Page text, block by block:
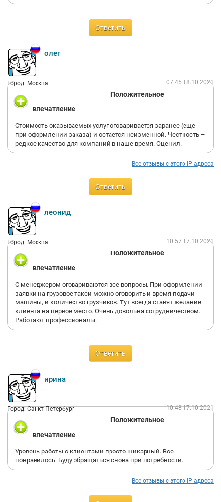
Ответить
олег
Город: Москва 07:45 18.10.2021
Положительное
впечатление
Стоимость оказываемых услуг оговаривается заранее (еще
при оформлении заказа) и остается неизменной. Честность –
редкое качество для компаний в наше время. Оценил.
Все отзывы с этого IP адреса
Ответить
леонид
Город: Москва 10:57 17.10.2021
Положительное
впечатление
С менеджером оговариваются все вопросы. При оформлении
заявки на грузовое такси можно оговорить и время подачи
машины, и количество грузчиков. Тут всегда ставят желание
клиента на первое место. Очень довольна сотрудничеством.
Работают профессионалы.
Ответить
ирина
Город: Санкт-Петербург 10:48 17.10.2021
Положительное
впечатление
Уровень работы с клиентами просто шикарный. Все
понравилось. Буду обращаться снова при потребности.
Все отзывы с этого IP адреса